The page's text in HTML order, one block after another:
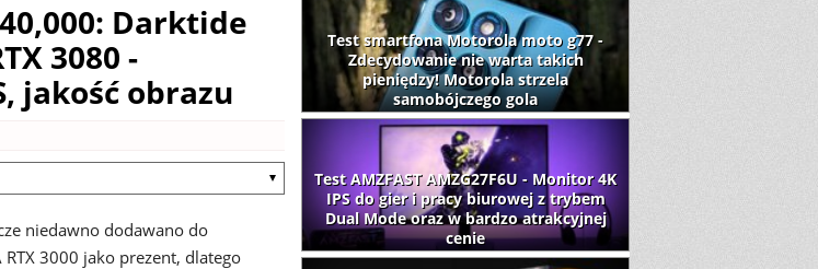
Darktide
3080 -
jakość obrazu
niedawno dodawano do
3000 jako prezent, dlatego
Test smartfona Motorola moto g77 -
Zdecydowanie nie warta takich
pieniędzy! Motorola strzela
samobójczego gola
Test AMZFAST AMZG27F6U - Monitor 4K
IPS do gier i pracy biurowej z trybem
Dual Mode oraz w bardzo atrakcyjnej
cenie